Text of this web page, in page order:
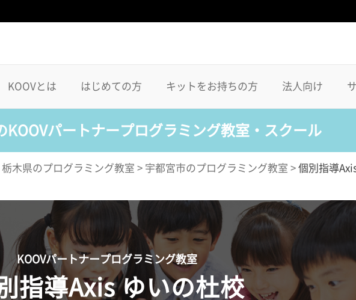
KOOVとは はじめての方 キットをお持ちの方 法人向け
KOOVパートナープログラミング教室・スクール
栃木県のプログラミング教室 > 宇都宮市のプログラミング教室 > 個別指導
KOOVパートナープログラミング教室
指導Axis ゆいの杜校